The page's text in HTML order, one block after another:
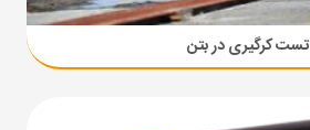
تست کرگیری در بتن